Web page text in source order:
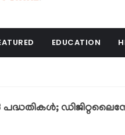
EDUCATION
പദ്ധതികൾ;